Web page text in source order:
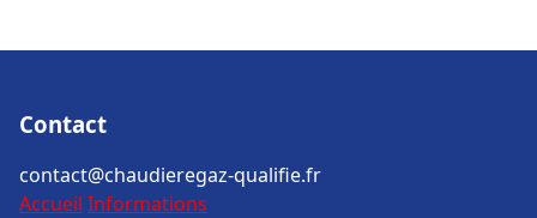
Contact
contact@chaudieregaz-qualifie.fr
Accueil Informations